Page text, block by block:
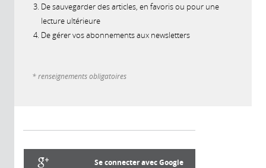
De sauvegarder des articles, en favoris ou pour une
lecture ultérieure
De gérer vos abonnements aux newsletters
* renseignements obligatoires
Se connecter avec Google